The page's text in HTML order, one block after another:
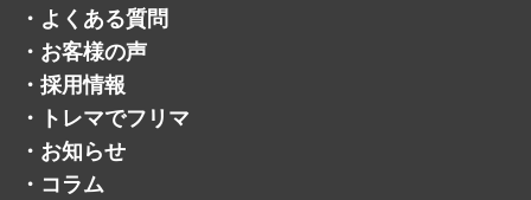
・
よくある質問
・ お客様の声
・ 採用情報
・ トレマでフリマ
・ お知らせ
・ コラム